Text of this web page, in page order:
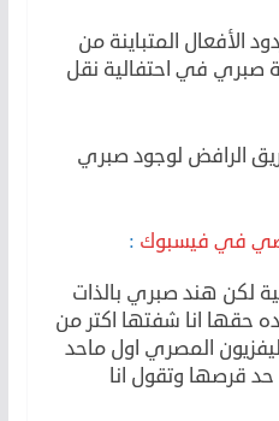
الأفعال المتباينة من
صبري في احتفالية نقل
الرافض لوجود صبري
في فيسبوك :
لكن هند صبري بالذات
حقها انا شفتها اكتر من
المصري اول ماحد
قرصها وتقول انا